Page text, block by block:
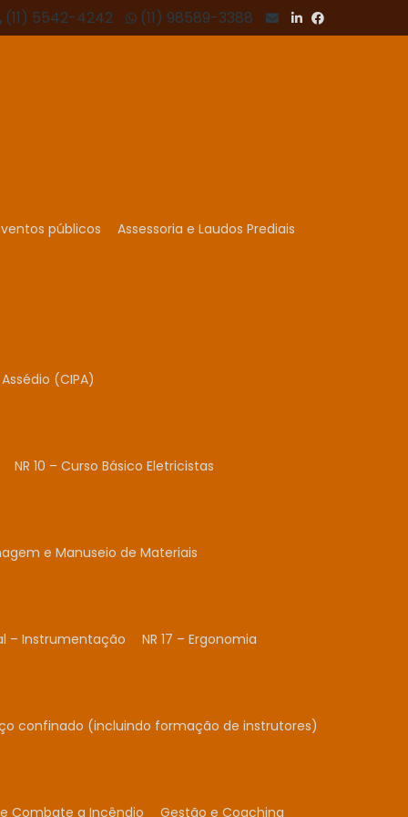
(11) 5542-4242 (11) 98589-3388
públicos Assessoria e Laudos Prediais
(CIPA)
NR 10 – Curso Básico Eletricistas
e Manuseio de Materiais
– Instrumentação NR 17 – Ergonomia
confinado (incluindo formação de instrutores)
Combate a Incêndio Gestão e Coaching